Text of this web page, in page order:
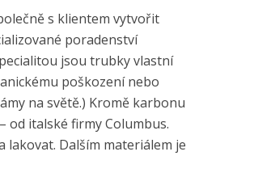
s klientem vytvořit
poradenství
jsou trubky vlastní
poškození nebo
na světě.) Kromě karbonu
od italské firmy Columbus.
Dalším materiálem je